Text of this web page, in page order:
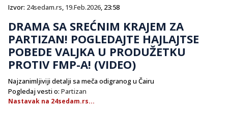
Izvor: 24sedam.rs, 19.Feb.2026, 23:58
DRAMA SA SREĆNIM KRAJEM ZA
PARTIZAN! POGLEDAJTE HAJLAJTSE
POBEDE VALJKA U PRODUŽETKU
PROTIV FMP-A! (VIDEO)
Najzanimljiviji detalji sa meča odigranog u Čairu
Pogledaj vesti o: Partizan
Nastavak na 24sedam.rs...